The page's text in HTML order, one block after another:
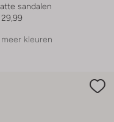
sandalen
kleuren